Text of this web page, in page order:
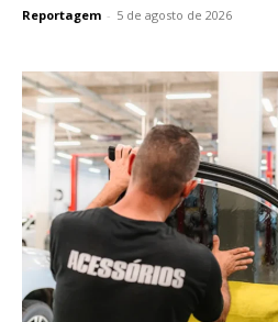
Reportagem - 5 de agosto de 2026